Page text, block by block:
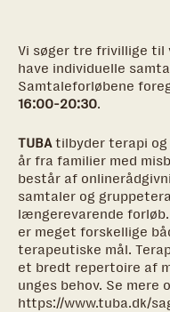
Vi søger tre frivillige til
have individuelle
Samtaleforløbene
16:00-20:30.
TUBAtilbyder terapi og
år fra familier med
består af
samtaler og
længerevarende forløb.
er meget forskellige
terapeutiske mål.
et bredt repertoire af
unges behov. Se mere
https://www.tuba.dk/